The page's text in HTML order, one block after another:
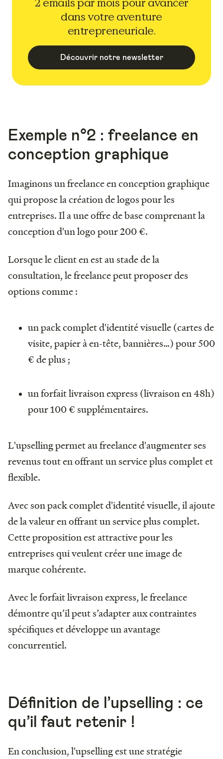
dans votre aventure
entrepreneuriale.
Découvrir notre newsletter
Exemple n°2 : freelance en
conception graphique
Imaginons un freelance en conception graphique
qui propose la création de logos pour les
entreprises. Il a une offre de base comprenant la
conception d'un logo pour 200 €.
Lorsque le client en est au stade de la
consultation, le freelance peut proposer des
options comme :
un pack complet d'identité visuelle (cartes de
visite, papier à en-tête, bannières…) pour 500
€ de plus ;
un forfait livraison express (livraison en 48h)
pour 100 € supplémentaires.
L'upselling permet au freelance d'augmenter ses
revenus tout en offrant un service plus complet et
flexible.
Avec son pack complet d'identité visuelle, il ajoute
de la valeur en offrant un service plus complet.
Cette proposition est attractive pour les
entreprises qui veulent créer une image de
marque cohérente.
Avec le forfait livraison express, le freelance
démontre qu’il peut s’adapter aux contraintes
spécifiques et développe un avantage
concurrentiel.
Définition de l’upselling : ce
qu’il faut retenir !
En conclusion, l'upselling est une stratégie